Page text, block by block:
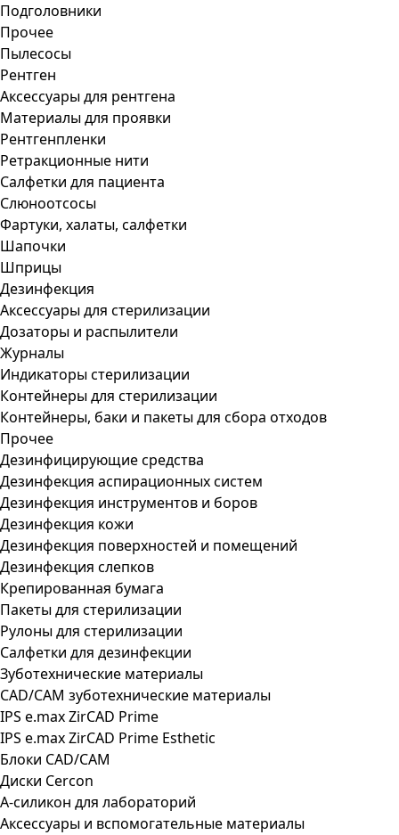
Подголовники
Прочее
Пылесосы
Рентген
Аксессуары для рентгена
Материалы для проявки
Рентгенпленки
Ретракционные нити
Салфетки для пациента
Слюноотсосы
Фартуки, халаты, салфетки
Шапочки
Шприцы
Дезинфекция
Аксессуары для стерилизации
Дозаторы и распылители
Журналы
Индикаторы стерилизации
Контейнеры для стерилизации
Контейнеры, баки и пакеты для сбора отходов
Прочее
Дезинфицирующие средства
Дезинфекция аспирационных систем
Дезинфекция инструментов и боров
Дезинфекция кожи
Дезинфекция поверхностей и помещений
Дезинфекция слепков
Крепированная бумага
Пакеты для стерилизации
Рулоны для стерилизации
Салфетки для дезинфекции
Зуботехнические материалы
CAD/CAM зуботехнические материалы
IPS e.max ZirCAD Prime
IPS e.max ZirCAD Prime Esthetic
Блоки CAD/CAM
Диски Cercon
А-силикон для лабораторий
Аксессуары и вспомогательные материалы